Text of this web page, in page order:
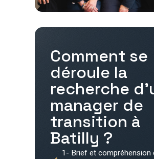
Comment se
déroule la
recherche
manager de
transition à
Batilly ?
1- Brief et compréhension